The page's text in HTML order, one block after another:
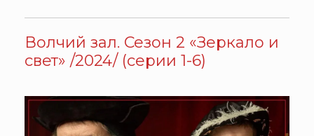
Волчий зал. Сезон 2 «Зеркало и
свет» /2024/ (серии 1-6)